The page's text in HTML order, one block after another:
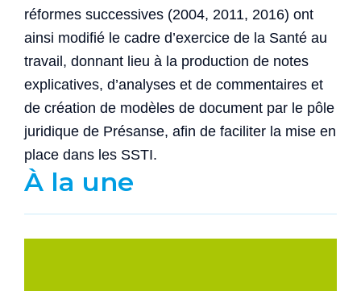
réformes successives (2004, 2011, 2016) ont
ainsi modifié le cadre d’exercice de la Santé au
travail, donnant lieu à la production de notes
explicatives, d’analyses et de commentaires et
de création de modèles de document par le pôle
juridique de Présanse, afin de faciliter la mise en
place dans les SSTI.
À la une